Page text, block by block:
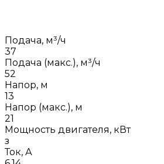
Подача, м³/ч
37
Подача (макс.), м³/ч
52
Напор, м
13
Напор (макс.), м
21
Мощность двигателя, кВт
з
Ток, А